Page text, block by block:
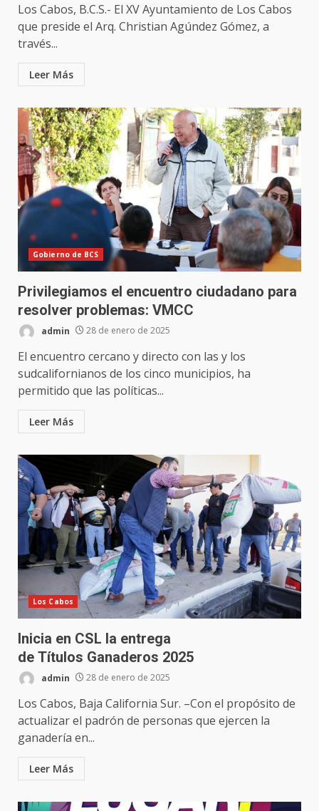
Los Cabos, B.C.S.- El XV Ayuntamiento de Los Cabos
que preside el Arq. Christian Agúndez Gómez, a
través...
Leer Más
Gobierno de BCS
Privilegiamos el encuentro ciudadano para
resolver problemas: VMCC
admin 28 de enero de 2025
El encuentro cercano y directo con las y los
sudcalifornianos de los cinco municipios, ha
permitido que las políticas...
Leer Más
Los Cabos
Inicia en CSL la entrega
de Títulos Ganaderos 2025
admin 28 de enero de 2025
Los Cabos, Baja California Sur. –Con el propósito de
actualizar el padrón de personas que ejercen la
ganadería en...
Leer Más